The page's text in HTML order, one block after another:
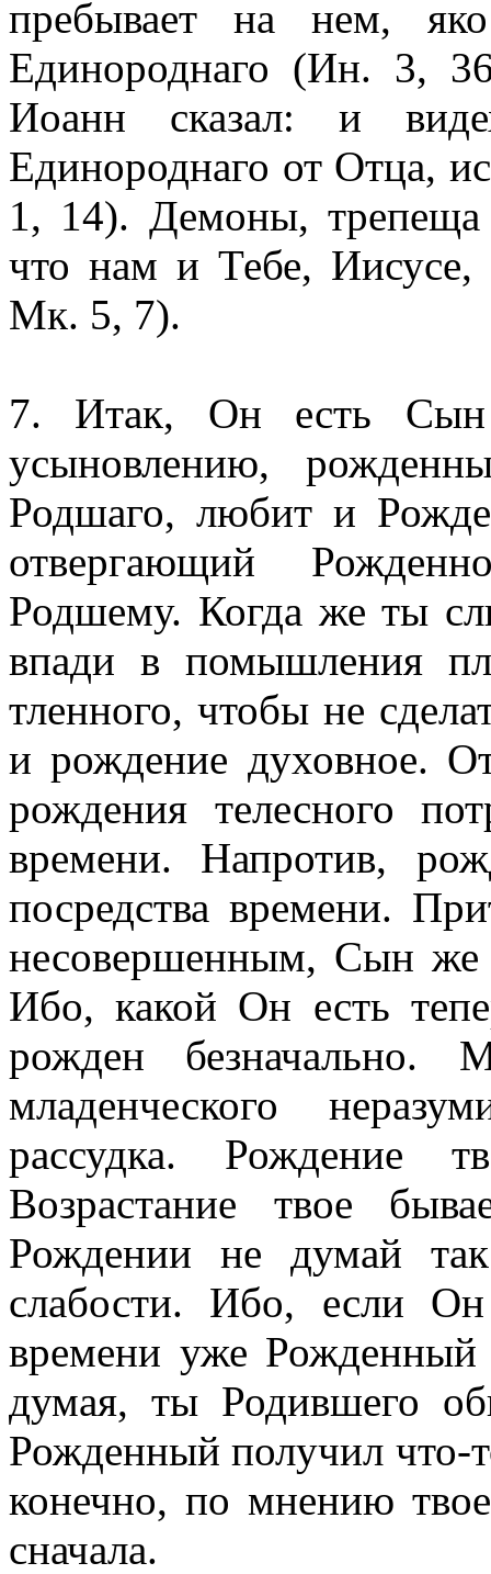
пребывает на нем,
Единороднаго (Ин. 3,
Иоанн сказал: и
Единороднаго от Отца,
1, 14). Демоны, трепеща
что нам и Тебе,
Мк. 5, 7).
7. Итак, Он есть Сын
усыновлению,
Родшаго, любит и
отвергающий
Родшему. Когда же ты
впади в помышления
тленного, чтобы не
и рождение духовное.
рождения телесного
времени. Напротив,
посредства времени.
несовершенным, Сын
Ибо, какой Он есть
рожден безначально.
младенческого
рассудка. Рождение
Возрастание твое
Рождении не думай
слабости. Ибо, если
времени уже Рожденный
думая, ты Родившего
Рожденный получил что-
конечно, по мнению
сначала.